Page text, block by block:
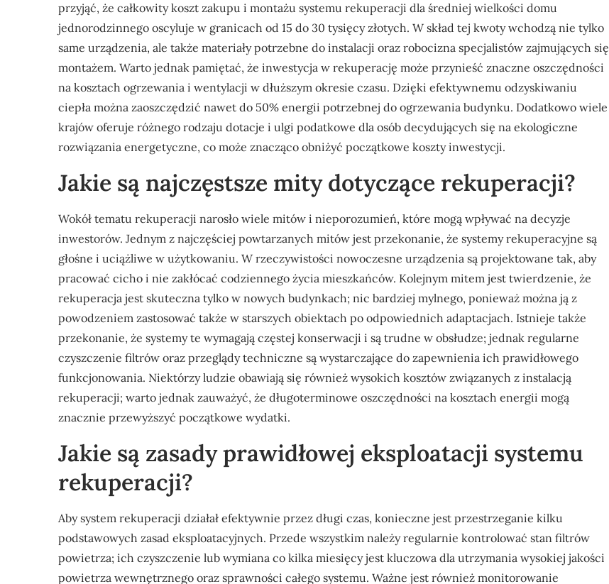
przyjąć, że całkowity koszt zakupu i montażu systemu rekuperacji dla średniej wielkości domu
jednorodzinnego oscyluje w granicach od 15 do 30 tysięcy złotych. W skład tej kwoty wchodzą nie tylko
same urządzenia, ale także materiały potrzebne do instalacji oraz robocizna specjalistów zajmujących się
montażem. Warto jednak pamiętać, że inwestycja w rekuperację może przynieść znaczne oszczędności
na kosztach ogrzewania i wentylacji w dłuższym okresie czasu. Dzięki efektywnemu odzyskiwaniu
ciepła można zaoszczędzić nawet do 50% energii potrzebnej do ogrzewania budynku. Dodatkowo wiele
krajów oferuje różnego rodzaju dotacje i ulgi podatkowe dla osób decydujących się na ekologiczne
rozwiązania energetyczne, co może znacząco obniżyć początkowe koszty inwestycji.
Jakie są najczęstsze mity dotyczące rekuperacji?
Wokół tematu rekuperacji narosło wiele mitów i nieporozumień, które mogą wpływać na decyzje
inwestorów. Jednym z najczęściej powtarzanych mitów jest przekonanie, że systemy rekuperacyjne są
głośne i uciążliwe w użytkowaniu. W rzeczywistości nowoczesne urządzenia są projektowane tak, aby
pracować cicho i nie zakłócać codziennego życia mieszkańców. Kolejnym mitem jest twierdzenie, że
rekuperacja jest skuteczna tylko w nowych budynkach; nic bardziej mylnego, ponieważ można ją z
powodzeniem zastosować także w starszych obiektach po odpowiednich adaptacjach. Istnieje także
przekonanie, że systemy te wymagają częstej konserwacji i są trudne w obsłudze; jednak regularne
czyszczenie filtrów oraz przeglądy techniczne są wystarczające do zapewnienia ich prawidłowego
funkcjonowania. Niektórzy ludzie obawiają się również wysokich kosztów związanych z instalacją
rekuperacji; warto jednak zauważyć, że długoterminowe oszczędności na kosztach energii mogą
znacznie przewyższyć początkowe wydatki.
Jakie są zasady prawidłowej eksploatacji systemu
rekuperacji?
Aby system rekuperacji działał efektywnie przez długi czas, konieczne jest przestrzeganie kilku
podstawowych zasad eksploatacyjnych. Przede wszystkim należy regularnie kontrolować stan filtrów
powietrza; ich czyszczenie lub wymiana co kilka miesięcy jest kluczowa dla utrzymania wysokiej jakości
powietrza wewnętrznego oraz sprawności całego systemu. Ważne jest również monitorowanie